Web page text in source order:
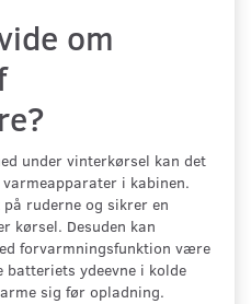
om
under vinterkørsel kan det
i kabinen.
ruderne og sikrer en
kørsel. Desuden kan
forvarmningsfunktion være
batteriets ydeevne i kolde
sig før opladning.